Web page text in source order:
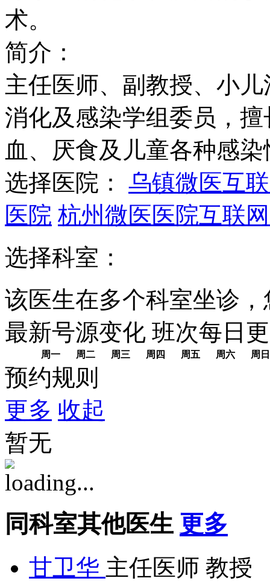
术。
简介：
主任医师、副教授、小
消化及感染学组委员，
血、厌食及儿童各种感
选择医院：
乌镇微医互
医院 杭州微医医院互联
选择科室：
该医生在多个科室坐诊
最新号源变化 班次每日
周一 周二 周三 周四 周五 周六 周日
预约规则
更多 收起
暂无
同科室其他医生 更多
甘卫华 主任医师 教授